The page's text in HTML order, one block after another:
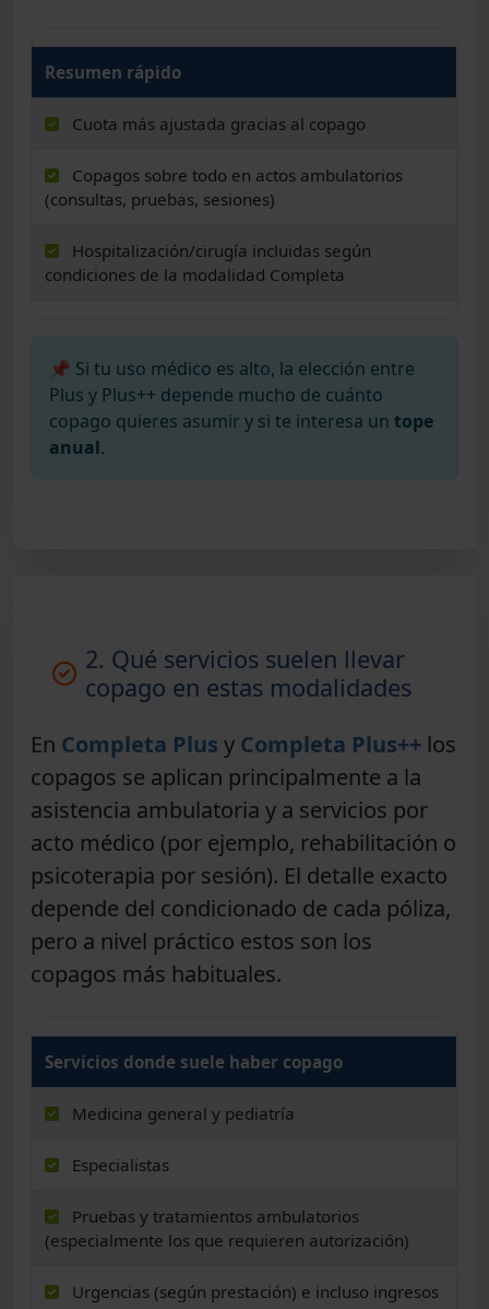
Resumen rápido
Cuota más ajustada gracias al copago
Copagos sobre todo en actos ambulatorios
(consultas, pruebas, sesiones)
Hospitalización/cirugía incluidas según
condiciones de la modalidad Completa
📌 Si tu uso médico es alto, la elección entre
Plus y Plus++ depende mucho de cuánto
copago quieres asumir y si te interesa un tope
anual.
2. Qué servicios suelen llevar
copago en estas modalidades
En Completa Plus y Completa Plus++ los
copagos se aplican principalmente a la
asistencia ambulatoria y a servicios por
acto médico (por ejemplo, rehabilitación o
psicoterapia por sesión). El detalle exacto
depende del condicionado de cada póliza,
pero a nivel práctico estos son los
copagos más habituales.
Servicios donde suele haber copago
Medicina general y pediatría
Especialistas
Pruebas y tratamientos ambulatorios
(especialmente los que requieren autorización)
Urgencias (según prestación) e incluso ingresos